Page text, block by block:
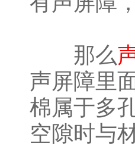
那么
声屏障里
棉属于多
空隙时与